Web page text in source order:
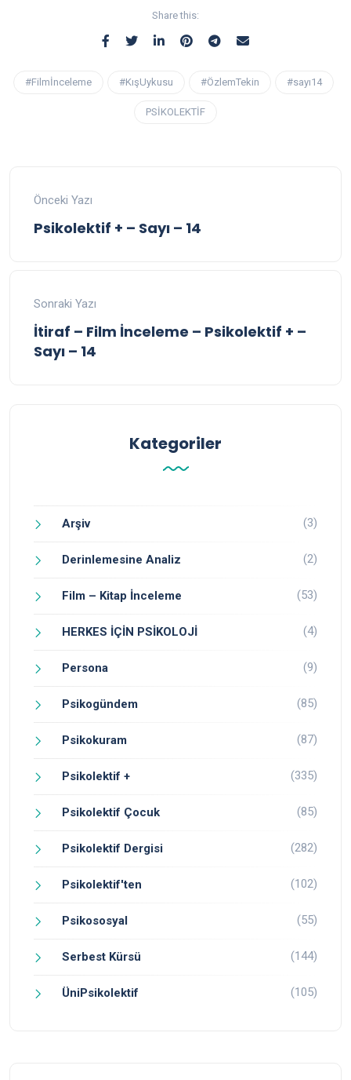
Share this:
#Filmİnceleme #KışUykusu #ÖzlemTekin #sayı14
PSİKOLEKTİF
Önceki Yazı
Psikolektif + – Sayı – 14
Sonraki Yazı
İtiraf – Film İnceleme – Psikolektif + –
Sayı – 14
Kategoriler
Arşiv (3)
Derinlemesine Analiz (2)
Film – Kitap İnceleme (53)
HERKES İÇİN PSİKOLOJİ (4)
Persona (9)
Psikogündem (85)
Psikokuram (87)
Psikolektif + (335)
Psikolektif Çocuk (85)
Psikolektif Dergisi (282)
Psikolektif'ten (102)
Psikososyal (55)
Serbest Kürsü (144)
ÜniPsikolektif (105)